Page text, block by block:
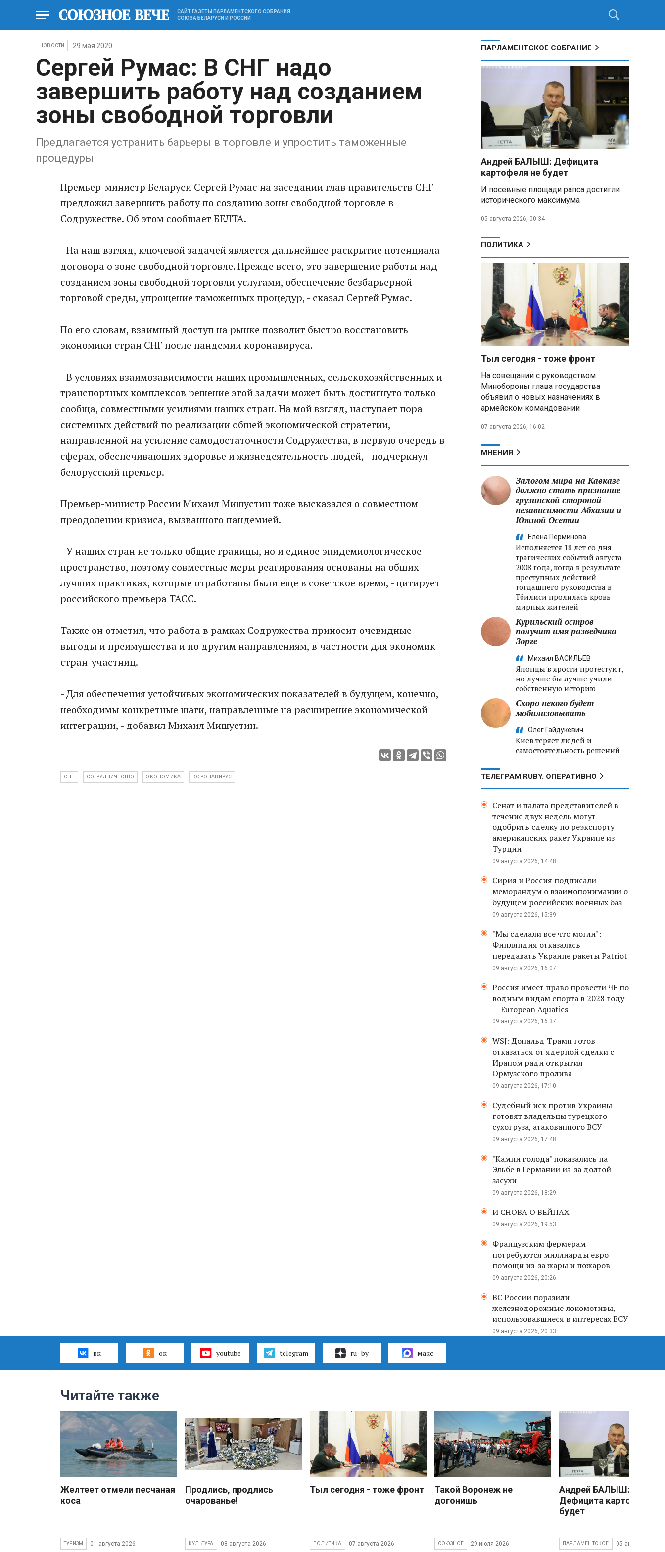
САЙТ ГАЗЕТЫ ПАРЛАМЕНТСКОГО СОБРАНИЯ
СОЮЗА БЕЛАРУСИ И РОССИИ
НОВОСТИ 29 мая 2020
Сергей Румас: В СНГ надо
завершить работу над созданием
зоны свободной торговли
Предлагается устранить барьеры в торговле и упростить таможенные
процедуры
Премьер-министр Беларуси Сергей Румас на заседании глав правительств СНГ
предложил завершить работу по созданию зоны свободной торговле в
Содружестве. Об этом сообщает БЕЛТА.
- На наш взгляд, ключевой задачей является дальнейшее раскрытие потенциала
договора о зоне свободной торговле. Прежде всего, это завершение работы над
созданием зоны свободной торговли услугами, обеспечение безбарьерной
торговой среды, упрощение таможенных процедур, - сказал Сергей Румас.
По его словам, взаимный доступ на рынке позволит быстро восстановить
экономики стран СНГ после пандемии коронавируса.
- В условиях взаимозависимости наших промышленных, сельскохозяйственных и
транспортных комплексов решение этой задачи может быть достигнуто только
сообща, совместными усилиями наших стран. На мой взгляд, наступает пора
системных действий по реализации общей экономической стратегии,
направленной на усиление самодостаточности Содружества, в первую очередь в
сферах, обеспечивающих здоровье и жизнедеятельность людей, - подчеркнул
белорусский премьер.
Премьер-министр России Михаил Мишустин тоже высказался о совместном
преодолении кризиса, вызванного пандемией.
- У наших стран не только общие границы, но и единое эпидемиологическое
пространство, поэтому совместные меры реагирования основаны на общих
лучших практиках, которые отработаны были еще в советское время, - цитирует
российского премьера ТАСС.
Также он отметил, что работа в рамках Содружества приносит очевидные
выгоды и преимущества и по другим направлениям, в частности для экономик
стран-участниц.
- Для обеспечения устойчивых экономических показателей в будущем, конечно,
необходимы конкретные шаги, направленные на расширение экономической
интеграции, - добавил Михаил Мишустин.
СНГ СОТРУДНИЧЕСТВО ЭКОНОМИКА КОРОНАВИРУС
ПАРЛАМЕНТСКОЕ СОБРАНИЕ
Андрей БАЛЫШ: Дефицита
картофеля не будет
И посевные площади рапса достигли
исторического максимума
05 августа 2026, 00:34
ПОЛИТИКА
Тыл сегодня - тоже фронт
На совещании с руководством
Минобороны глава государства
объявил о новых назначениях в
армейском командовании
07 августа 2026, 16:02
МНЕНИЯ
Залогом мира на Кавказе
должно стать признание
грузинской стороной
независимости Абхазии и
Южной Осетии
Елена Перминова
Исполняется 18 лет со дня
трагических событий августа
2008 года, когда в результате
преступных действий
тогдашнего руководства в
Тбилиси пролилась кровь
мирных жителей
Курильский остров
получит имя разведчика
Зорге
Михаил ВАСИЛЬЕВ
Японцы в ярости протестуют,
но лучше бы лучше учили
собственную историю
Скоро некого будет
мобилизовывать
Олег Гайдукевич
Киев теряет людей и
самостоятельность решений
ТЕЛЕГРАМ RUBY. ОПЕРАТИВНО
Сенат и палата представителей в
течение двух недель могут
одобрить сделку по реэкспорту
американских ракет Украине из
Турции
09 августа 2026, 14:48
Сирия и Россия подписали
меморандум о взаимопонимании о
будущем российских военных баз
09 августа 2026, 15:39
"Мы сделали все что могли":
Финляндия отказалась
передавать Украине ракеты Patriot
09 августа 2026, 16:07
Россия имеет право провести ЧЕ по
водным видам спорта в 2028 году
— European Aquatics
09 августа 2026, 16:37
WSJ: Дональд Трамп готов
отказаться от ядерной сделки с
Ираном ради открытия
Ормузского пролива
09 августа 2026, 17:10
Судебный иск против Украины
готовят владельцы турецкого
сухогруза, атакованного ВСУ
09 августа 2026, 17:48
"Камни голода" показались на
Эльбе в Германии из-за долгой
засухи
09 августа 2026, 18:29
И СНОВА О ВЕЙПАХ
09 августа 2026, 19:53
Французским фермерам
потребуются миллиарды евро
помощи из-за жары и пожаров
09 августа 2026, 20:26
ВС России поразили
железнодорожные локомотивы,
использовавшиеся в интересах ВСУ
09 августа 2026, 20:33
вк ок youtube telegram ru–by макс
Читайте также
Желтеет отмели песчаная
коса
ТУРИЗМ 01 августа 2026
Продлись, продлись
очарованье!
КУЛЬТУРА 08 августа 2026
Тыл сегодня - тоже фронт
ПОЛИТИКА 07 августа 2026
Такой Воронеж не
догонишь
СОЮЗНОЕ 29 июля 2026
Андрей БАЛЫШ:
Дефицита картофеля не
будет
ПАРЛАМЕНТСКОЕ 05 августа 2026